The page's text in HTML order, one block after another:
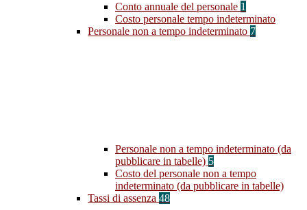
Conto annuale del personale 1
Costo personale tempo indeterminato
Personale non a tempo indeterminato 7
Personale non a tempo indeterminato (da
pubblicare in tabelle) 5
Costo del personale non a tempo
indeterminato (da pubblicare in tabelle)
Tassi di assenza 48